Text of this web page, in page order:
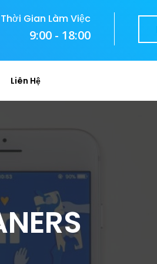
Thời Gian Làm Việc
9:00 - 18:00
Liên Hệ